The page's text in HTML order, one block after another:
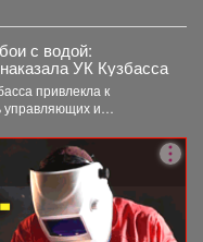
с водой:
УК Кузбасса
привлекла к
управляющих и